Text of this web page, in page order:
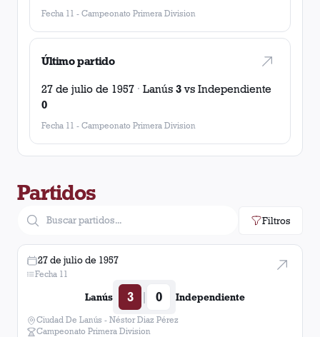
Fecha 11 - Campeonato Primera Division
Último partido
27 de julio de 1957 · Lanús 3vs Independiente
0
Fecha 11 - Campeonato Primera Division
Partidos
Filtros
27 de julio de 1957
Fecha 11
Lanús 3 | 0 Independiente
Ciudad De Lanús - Néstor Diaz Pérez
Campeonato Primera Division